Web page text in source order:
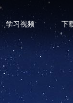
学习视频 下